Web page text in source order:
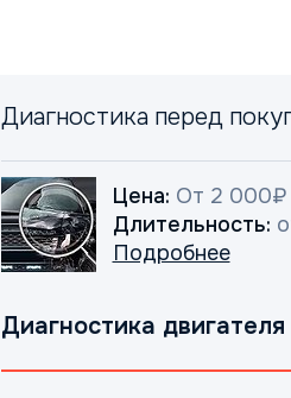
Диагностика перед
Цена: От 2 000₽
Длительность:
Подробнее
Диагностика двигателя